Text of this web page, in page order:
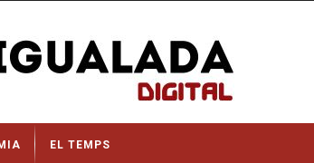
EL TEMPS